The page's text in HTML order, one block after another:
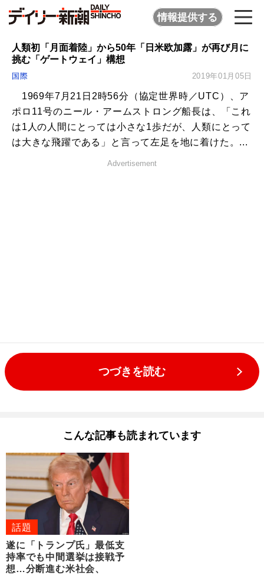
情報提供する
人類初「月面着陸」から50年「日米欧加露」が再び月に
挑む「ゲートウェイ」構想
国際 2019年01月05日
1969年7月21日2時56分（協定世界時／UTC）、ア
ポロ11号のニール・アームストロング船長は、「これ
は1人の人間にとっては小さな1歩だが、人類にとって
は大きな飛躍である」と言って左足を地に着けた。...
Advertisement
つづきを読む
こんな記事も読まれています
話題
遂に「トランプ氏」最低支
持率でも中間選挙は接戦予
想…分断進む米社会、